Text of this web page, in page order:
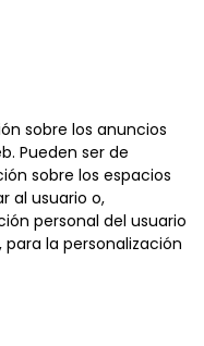
sobre los anuncios
Pueden ser de
sobre los espacios
al usuario o,
personal del usuario
la personalización